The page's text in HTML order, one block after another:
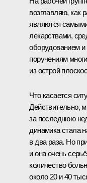
возглавляю, как
являются
лекарствами,
оборудованием
поручениям
из острой
Что касается
Действительно,
за последнюю
динамика стала
в два раза. Но
и она очень
количество
около 20 и 40